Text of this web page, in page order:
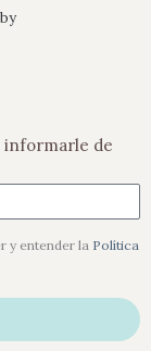
informarle de
y entender la Política